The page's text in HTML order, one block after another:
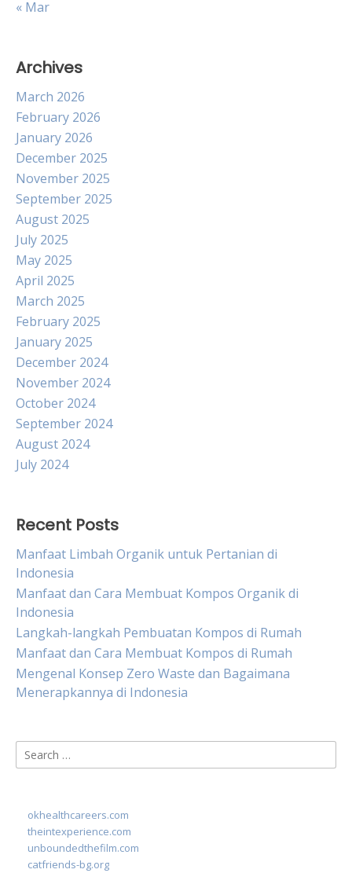
« Mar
Archives
March 2026
February 2026
January 2026
December 2025
November 2025
September 2025
August 2025
July 2025
May 2025
April 2025
March 2025
February 2025
January 2025
December 2024
November 2024
October 2024
September 2024
August 2024
July 2024
Recent Posts
Manfaat Limbah Organik untuk Pertanian di
Indonesia
Manfaat dan Cara Membuat Kompos Organik di
Indonesia
Langkah-langkah Pembuatan Kompos di Rumah
Manfaat dan Cara Membuat Kompos di Rumah
Mengenal Konsep Zero Waste dan Bagaimana
Menerapkannya di Indonesia
Search
for:
okhealthcareers.com
theintexperience.com
unboundedthefilm.com
catfriends-bg.org